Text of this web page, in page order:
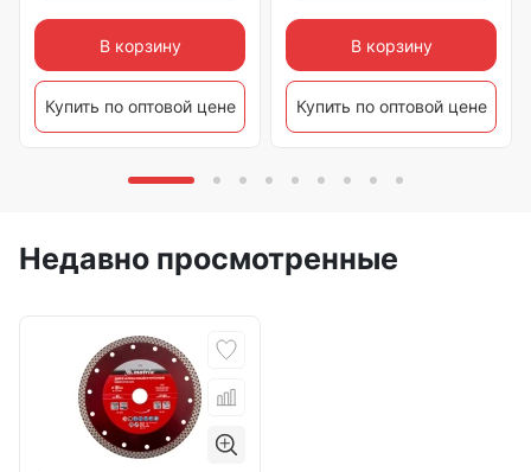
В корзину
Купить по оптовой цене
В корзину
Купить по оптовой цене
Недавно просмотренные